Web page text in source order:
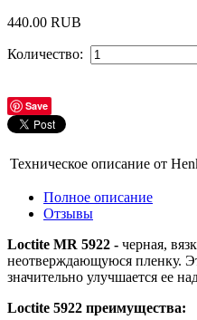
440.00 RUB
Количество:
Save
Техническое описание от
Полное описание
Отзывы
Loctite MR 5922 - черная,
неотверждающуюся пленку.
значительно улучшается ее
Loctite 5922 преимущества: